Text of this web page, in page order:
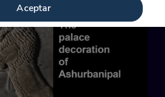
Aceptar